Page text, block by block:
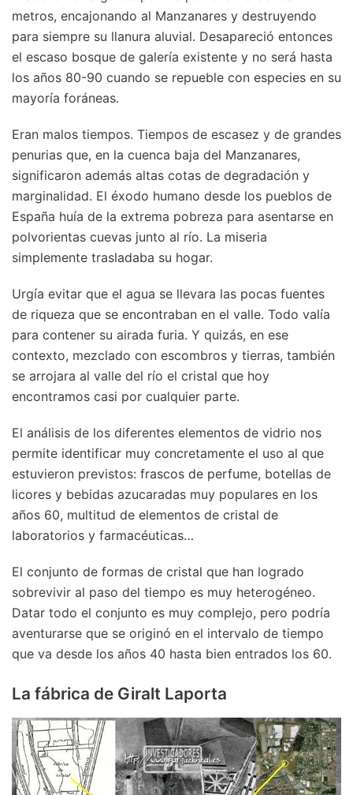
metros, encajonando al Manzanares y destruyendo
para siempre su llanura aluvial. Desapareció entonces
el escaso bosque de galería existente y no será hasta
los años 80-90 cuando se repueble con especies en su
mayoría foráneas.
Eran malos tiempos. Tiempos de escasez y de grandes
penurias que, en la cuenca baja del Manzanares,
significaron además altas cotas de degradación y
marginalidad. El éxodo humano desde los pueblos de
España huía de la extrema pobreza para asentarse en
polvorientas cuevas junto al río. La miseria
simplemente trasladaba su hogar.
Urgía evitar que el agua se llevara las pocas fuentes
de riqueza que se encontraban en el valle. Todo valía
para contener su airada furia. Y quizás, en ese
contexto, mezclado con escombros y tierras, también
se arrojara al valle del río el cristal que hoy
encontramos casi por cualquier parte.
El análisis de los diferentes elementos de vidrio nos
permite identificar muy concretamente el uso al que
estuvieron previstos: frascos de perfume, botellas de
licores y bebidas azucaradas muy populares en los
años 60, multitud de elementos de cristal de
laboratorios y farmacéuticas…
El conjunto de formas de cristal que han logrado
sobrevivir al paso del tiempo es muy heterogéneo.
Datar todo el conjunto es muy complejo, pero podría
aventurarse que se originó en el intervalo de tiempo
que va desde los años 40 hasta bien entrados los 60.
La fábrica de Giralt Laporta